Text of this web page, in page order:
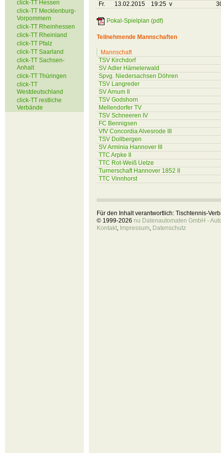
click-TT Hessen
click-TT Mecklenburg-
Vorpommern
click-TT Rheinhessen
click-TT Rheinland
click-TT Pfalz
click-TT Saarland
click-TT Sachsen-
Anhalt
click-TT Thüringen
click-TT
Westdeutschland
click-TT restliche
Verbände
Fr. 13.02.2015 19:25 v
Pokal-Spielplan (pdf)
Teilnehmende Mannschaften
Mannschaft
TSV Kirchdorf
SV Adler Hämelerwald
Spvg. Niedersachsen Döhren
TSV Langreder
SV Arnum II
TSV Godshorn
Mellendorfer TV
TSV Schneeren IV
FC Bennigsen
VfV Concordia Alvesrode III
TSV Dollbergen
SV Arminia Hannover III
TTC Arpke II
TTC Rot-Weiß Uetze
Turnerschaft Hannover 1852 II
TTC Vinnhorst
Für den Inhalt verantwortlich: Tischtennis-
© 1999-2026 nu Datenautomaten GmbH -
Kontakt, Impressum, Datenschutz